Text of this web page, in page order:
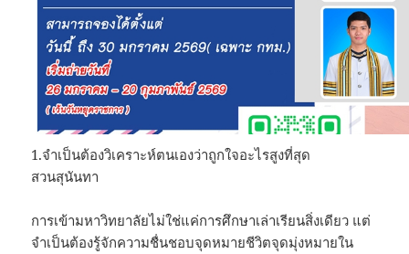
1.จำเป็นต้องวิเคราะห์ตนเองว่าถูกใจอะไรสูงที่สุด
สวนสุนันทา
การเข้ามหาวิทยาลัยไม่ใช่แค่การศึกษาเล่าเรียนสิ่งเดียว แต่
จำเป็นต้องรู้จักความชื่นชอบจุดหมายชีวิตจุดมุ่งหมายใน